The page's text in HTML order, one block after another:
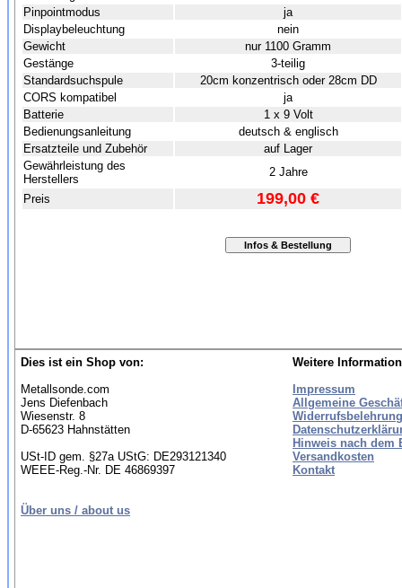
Pinpointmodus
ja
Displaybeleuchtung
nein
Gewicht
nur 1100 Gramm
Gestänge
3-teilig
Standardsuchspule
20cm konzentrisch oder 28cm DD
CORS kompatibel
ja
Batterie
1 x 9 Volt
Bedienungsanleitung
deutsch & englisch
Ersatzteile und Zubehör
auf Lager
Gewährleistung des
Herstellers
2 Jahre
Preis
199,00 €
Dies ist ein Shop von:
Metallsonde.com
Jens Diefenbach
Wiesenstr. 8
D-65623 Hahnstätten
USt-ID gem. §27a UStG: DE293121340
WEEE-Reg.-Nr. DE 46869397
Über uns / about us
Weitere
Impressum
Allgemeine
Hinweis nach dem
Versandkosten
Kontakt